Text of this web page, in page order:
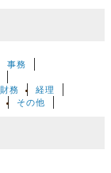
事務
財務
経理
その他